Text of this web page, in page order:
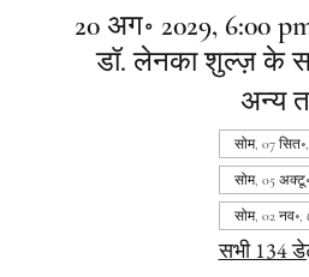
20 अग॰ 2029, 6:00
डॉ. लेनका शुल्ज़ के
अन्य
सोम, 07
सोम, 05
सोम, 02 नव॰,
सभी 134